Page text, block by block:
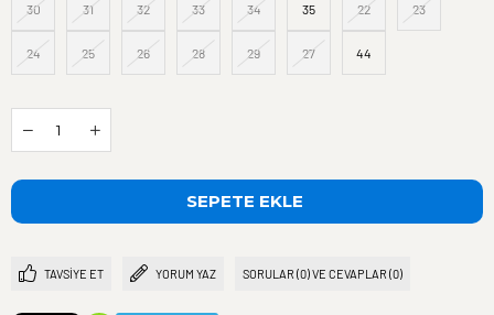
30 31 32 33 34 35 22 23
24 25 26 28 29 27 44
TAVSIYE ET YORUM YAZ SORULAR (0) VE CEVAPLAR (0)